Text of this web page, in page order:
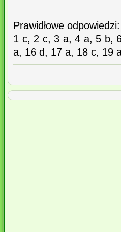
Prawidłowe odpowiedzi:
1 c, 2 c, 3 a, 4 a, 5 b,
a, 16 d, 17 a, 18 c, 19